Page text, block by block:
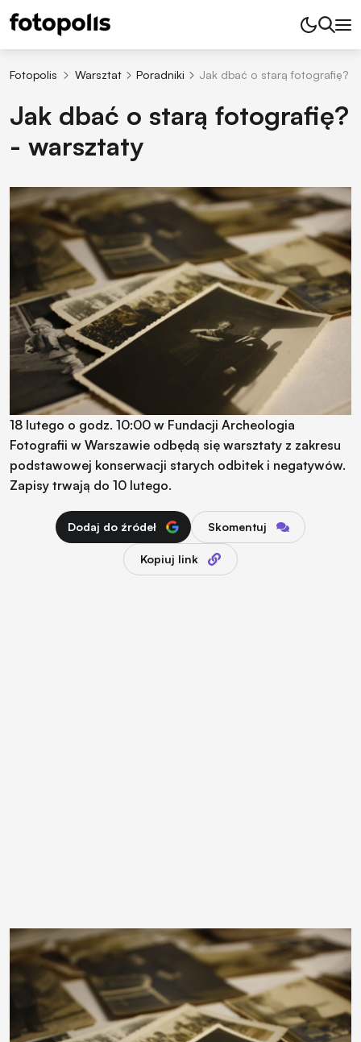
Fotopolis Warsztat Poradniki Jak dbać o starą fotografię? -
Jak dbać o starą fotografię?
- warsztaty
18 lutego o godz. 10:00 w Fundacji Archeologia
Fotografii w Warszawie odbędą się warsztaty z zakresu
podstawowej konserwacji starych odbitek i negatywów.
Zapisy trwają do 10 lutego.
Dodaj do źródeł Skomentuj
Kopiuj link